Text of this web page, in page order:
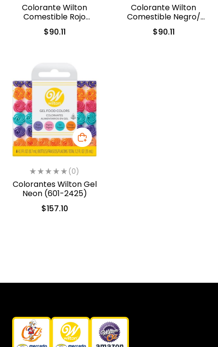
Colorante Wilton
Comestible Rojo
Navidad/Christmas Red
28.3gr. (04-0-0042)
$90.11
Colorante Wilton
Comestible Negro/
Black 28.3gr. (04-0-
0037)
$90.11
(0)
Colorantes Wilton Gel
Neon (601-2425)
$157.10